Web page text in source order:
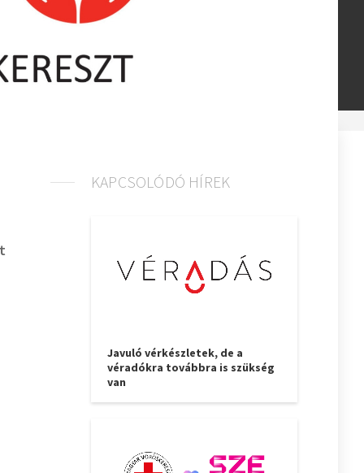
KAPCSOLÓDÓ HÍREK
Javuló vérkészletek, de a
véradókra továbbra is szükség
van